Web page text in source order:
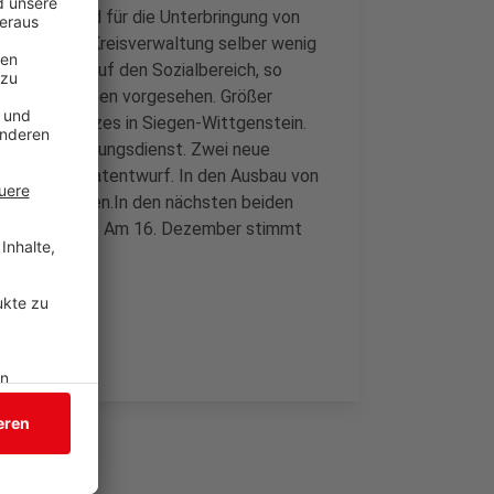
Geld für die Unterbringung von
die die Kreisverwaltung selber wenig
auf den Sozialbereich, so
Investitionen vorgesehen. Größer
in Siegen-Wittgenstein.
den Rettungsdienst. Zwei neue
im Etatentwurf. In den Ausbau von
werden.In den nächsten beiden
Am 16. Dezember stimmt